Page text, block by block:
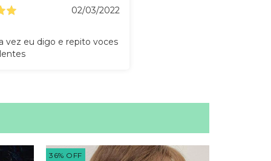
02/03/2022
vez eu digo e repito voces
36% OFF